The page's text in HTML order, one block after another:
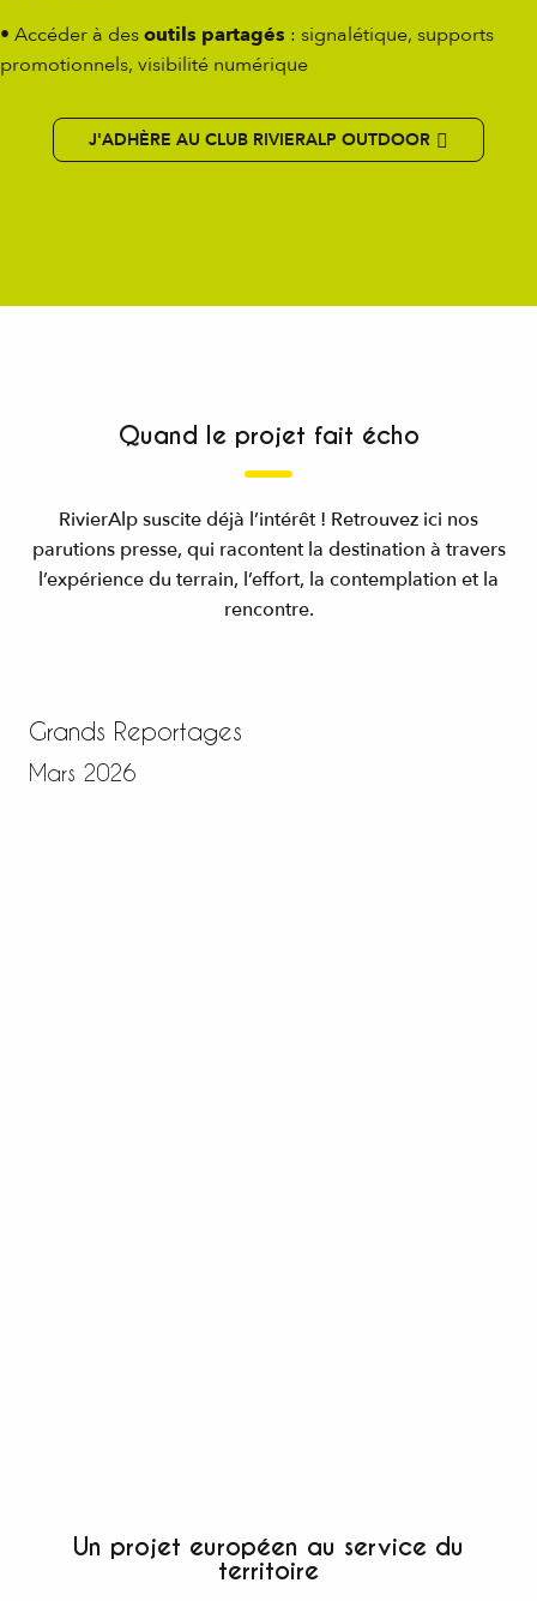
• Accéder à desoutils partagés : signalétique, supports
promotionnels, visibilité numérique
J'ADHÈRE AU CLUB RIVIERALP OUTDOOR
Quand le projet fait écho
RivierAlp suscite déjà l’intérêt ! Retrouvez ici nos
parutions presse, qui racontent la destination à travers
l’expérience du terrain, l’effort, la contemplation et la
rencontre.
Grands Reportages
Mars 2026
Un projet européen au service du
territoire